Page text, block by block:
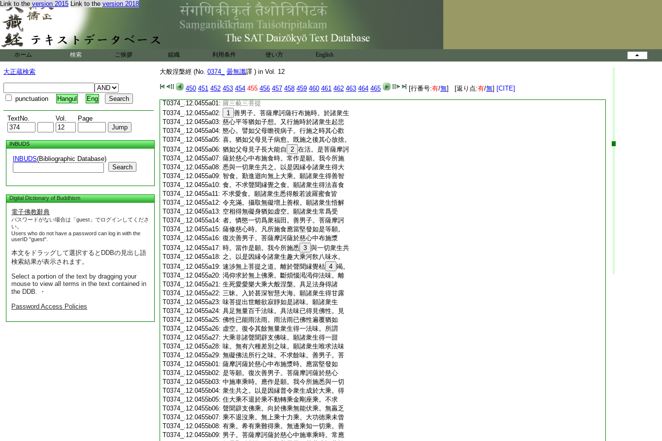
Link to the version 2015 Link to the version 2018
ホーム 検索 ご挨拶 組織 利用条件 使い方 English
大正蔵検索
punctuation Hangul Eng
TextNo. Vol. Page
INBUDS
INBUDS(Bibliographic Database)
Search
Digital Dictionary of Buddhism
電子佛教辭典
パスワードがない場合は「guest」でログインしてくださ
い。
Users who do not have a password can log in with the
userID "guest".
本文をドラッグして選択するとDDBの見出し語
検索結果が表示されます。
Select a portion of the text by dragging your
mouse to view all terms in the text contained in
the DDB. ・
Password Access Policies
大般涅槃經 (No. 0374_ 曇無讖譯 ) in Vol. 12
450 451 452 453 454 455 456 457 458 459 460 461 462 463 464 465 [行番号:有/無] [返り点:有/無] [CITE]
T0374_.12.0454c19:子。譬如有人身被毒箭。其人眷屬欲令安隱
T0374_.12.0454c20:爲除毒故。即命良醫而爲拔箭。彼人方言且
T0374_.12.0454c21:待莫觸。我今當觀。如是毒箭從何方來。誰之
T0374_.12.0454c22:所射爲是刹利婆羅門毘舍首陀。復更作念。
是何木耶竹耶柳耶。其鏃鐵者何冶所出剛
耶柔耶。其毛羽者是何鳥翼烏鵄鷲耶。 12
T0374_.12.0454c25:有毒者爲從作生自然而有。爲是人毒惡蛇
T0374_.12.0454c26:
毒耶。如是癡人竟 13
T0374_.12.0454c27:菩薩亦爾。若行施時分別受者持戒破戒乃
T0374_.12.0454c28: 至果報終不能施。若不能施則不具足檀波
T0374_.12.0455a01: 羅三藐三菩提
T0374_.12.0455a02:
1 善男子。菩薩摩訶薩行布施時。於諸衆生
T0374_.12.0455a03: 慈心平等猶如子想。又行施時於諸衆生起悲
T0374_.12.0455a04: 愍心。譬如父母瞻視病子。行施之時其心歡
T0374_.12.0455a05: 喜。猶如父母見子病愈。既施之後其心放捨。
T0374_.12.0455a06: 猶如父母見子長大能自 2 在活。是菩薩摩訶
T0374_.12.0455a07: 薩於慈心中布施食時。常作是願。我今所施
T0374_.12.0455a08: 悉與一切衆生共之。以是因縁令諸衆生得大
T0374_.12.0455a09: 智食。勤進迴向無上大乘。願諸衆生得善智
T0374_.12.0455a10: 食。不求聲聞縁覺之食。願諸衆生得法喜食
T0374_.12.0455a11: 不求愛食。願諸衆生悉得般若波羅蜜食皆
T0374_.12.0455a12: 令充滿。攝取無礙増上善根。願諸衆生悟解
T0374_.12.0455a13: 空相得無礙身猶如虚空。願諸衆生常爲受
T0374_.12.0455a14: 者。憐愍一切爲衆福田。善男子。菩薩摩訶
T0374_.12.0455a15: 薩修慈心時。凡所施食應當堅發如是等願。
T0374_.12.0455a16: 復次善男子。菩薩摩訶薩於慈心中布施漿
T0374_.12.0455a17: 時。當作是願。我今所施悉 3 與一切衆生共
T0374_.12.0455a18: 之。以是因縁令諸衆生趣大乘河飮八味水。
T0374_.12.0455a19: 速渉無上菩提之道。離於聲聞縁覺枯 4 竭。
T0374_.12.0455a20: 渇仰求於無上佛乘。斷煩惱渇渇仰法味。離
T0374_.12.0455a21: 生死愛愛樂大乘大般涅槃。具足法身得諸
T0374_.12.0455a22: 三昧。入於甚深智慧大海。願諸衆生得甘露
T0374_.12.0455a23: 味菩提出世離欲寂靜如是諸味。願諸衆生
T0374_.12.0455a24: 具足無量百千法味。具法味已得見佛性。見
T0374_.12.0455a25: 佛性已能雨法雨。雨法雨已佛性遍覆猶如
T0374_.12.0455a26: 虚空。復令其餘無量衆生得一法味。所謂
T0374_.12.0455a27: 大乘非諸聲聞辟支佛味。願諸衆生得一甜
T0374_.12.0455a28: 味。無有六種差別之味。願諸衆生唯求法味
T0374_.12.0455a29: 無礙佛法所行之味。不求餘味。善男子。菩
T0374_.12.0455b01: 薩摩訶薩於慈心中布施漿時。應當堅發如
T0374_.12.0455b02: 是等願。復次善男子。菩薩摩訶薩於慈心
T0374_.12.0455b03: 中施車乘時。應作是願。我今所施悉與一切
T0374_.12.0455b04: 衆生共之。以是因縁普令衆生成於大乘。得
T0374_.12.0455b05: 住大乘不退於乘不動轉乘金剛座乘。不求
T0374_.12.0455b06: 聲聞辟支佛乘。向於佛乘無能伏乘。無羸乏
T0374_.12.0455b07: 乘不退沒乘。無上乘十力乘。大功徳乘未曾
T0374_.12.0455b08: 有乘。希有乘難得乘。無邊乘知一切乘。善
T0374_.12.0455b09: 男子。菩薩摩訶薩於慈心中施車乘時。常應